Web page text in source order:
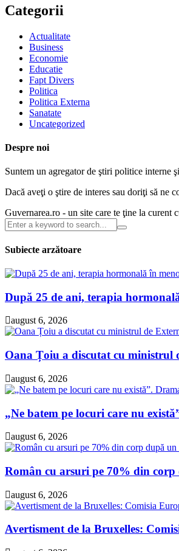
Categorii
Actualitate
Business
Economie
Educatie
Fapt Divers
Politica
Politica Externa
Sanatate
Uncategorized
Despre noi
Suntem un agregator de ştiri politice interne
Dacă aveţi o ştire de interes sau doriţi să ne
Guvernarea.ro - un site care te ţine la
Subiecte arzătoare
După 25 de ani, terapia
august 6, 2026
Oana Țoiu a discutat cu ministrul
august 6, 2026
„Ne batem pe locuri care nu
august 6, 2026
Român cu arsuri pe 70% din
august 6, 2026
Avertisment de la Bruxelles: